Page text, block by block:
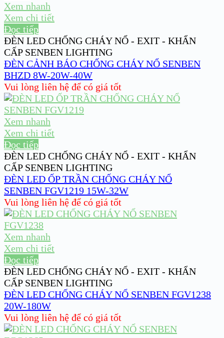
Xem nhanh
Xem chi tiết
Đọc tiếp
ĐÈN LED CHỐNG CHÁY NỔ - EXIT - KHẨN
CẤP SENBEN LIGHTING
ĐÈN CẢNH BÁO CHỐNG CHÁY NỔ SENBEN
BHZD 8W-20W-40W
Vui lòng liên hệ để có giá tốt
Xem nhanh
Xem chi tiết
Đọc tiếp
ĐÈN LED CHỐNG CHÁY NỔ - EXIT - KHẨN
CẤP SENBEN LIGHTING
ĐÈN LED ỐP TRẦN CHỐNG CHÁY NỔ
SENBEN FGV1219 15W-32W
Vui lòng liên hệ để có giá tốt
Xem nhanh
Xem chi tiết
Đọc tiếp
ĐÈN LED CHỐNG CHÁY NỔ - EXIT - KHẨN
CẤP SENBEN LIGHTING
ĐÈN LED CHỐNG CHÁY NỔ SENBEN FGV1238
20W-180W
Vui lòng liên hệ để có giá tốt